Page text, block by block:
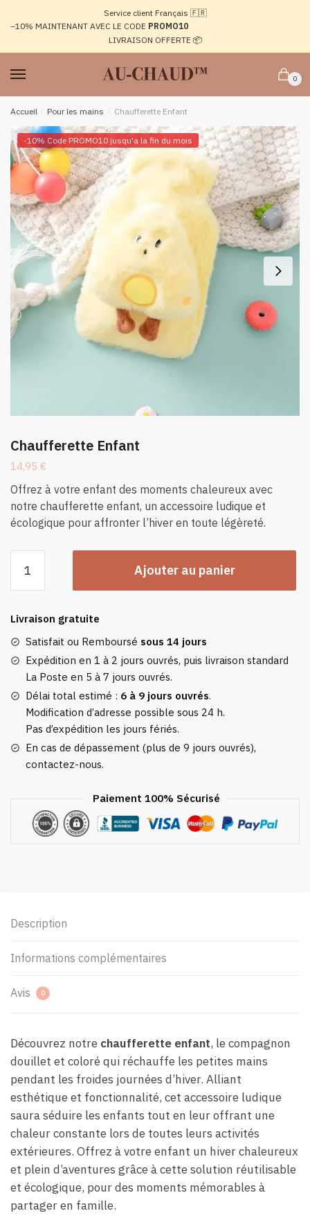
navigation
Service client Français 🇫🇷
–10% MAINTENANT AVEC LE CODE PROMO10
LIVRAISON OFFERTE 📦
0
Accueil / Pour les mains / Chaufferette Enfant
-10% Code PROMO10 jusqu'a la fin du mois
Chaufferette Enfant
14,95 €
Offrez à votre enfant des moments chaleureux avec
notre chaufferette enfant, un accessoire ludique et
écologique pour affronter l’hiver en toute légèreté.
Chaufferette
Ajouter au panier
Livraison gratuite
Satisfait ou Remboursé sous 14 jours
Expédition en 1 à 2 jours ouvrés, puis livraison standard
La Poste en 5 à 7 jours ouvrés.
Délai total estimé : 6 à 9 jours ouvrés.
Modification d’adresse possible sous 24 h.
Pas d’expédition les jours fériés.
En cas de dépassement (plus de 9 jours ouvrés),
contactez-nous.
Paiement 100% Sécurisé
Description
Informations complémentaires
Avis 0
Découvrez notre chaufferette enfant, le compagnon
douillet et coloré qui réchauffe les petites mains
pendant les froides journées d’hiver. Alliant
esthétique et fonctionnalité, cet accessoire ludique
saura séduire les enfants tout en leur offrant une
chaleur constante lors de toutes leurs activités
extérieures. Offrez à votre enfant un hiver chaleureux
et plein d’aventures grâce à cette solution réutilisable
et écologique, pour des moments mémorables à
partager en famille.